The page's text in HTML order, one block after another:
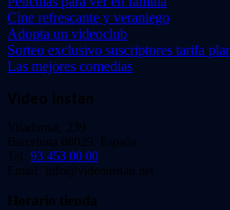
Cine refrescante y veraniego
Adopta un videoclub
Sorteo exclusivo suscriptores tarifa
Las mejores comedias
Video Instan
Viladomat, 239
Barcelona 08029. España.
Tel: 93 453 00 00
Email: info@videoinstan.net
Horario tienda